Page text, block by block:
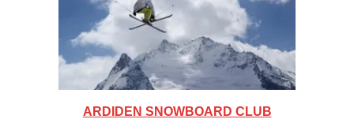
ARDIDEN SNOWBOARD CLUB